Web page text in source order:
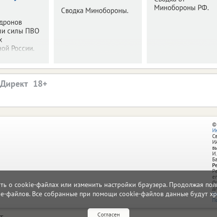
о cookie-файлах или изменить настройки браузера. Продолжая
файлов. Все собранные при помощи cookie-файлов данные будут
Согласен
силы ПВО
России.
Сводка Минобороны.
Минобороны РФ.